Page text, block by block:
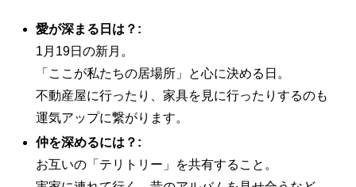
愛が深まる日は？:
1月19日の新月。
「ここが私たちの居場所」と心に決める日。
不動産屋に行ったり、家具を見に行ったりするのも
運気アップに繋がります。
仲を深めるには？:
お互いの「テリトリー」を共有すること。